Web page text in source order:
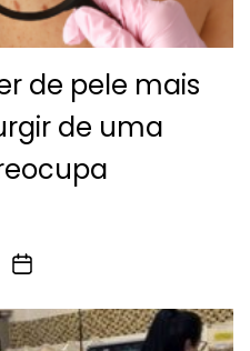
de pele mais
de uma